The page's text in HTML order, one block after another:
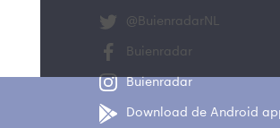
@BuienradarNL
Buienradar
Buienradar
Download de Android